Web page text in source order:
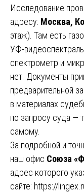
Исследование
адресу: Москва,
этаж). Там есть
УФ-
спектрометр и
нет. Документы
предварительной
в материалах
по запросу суда —
самому.
За подробной и
наш офис Союза
адрес которого
сайте: https://